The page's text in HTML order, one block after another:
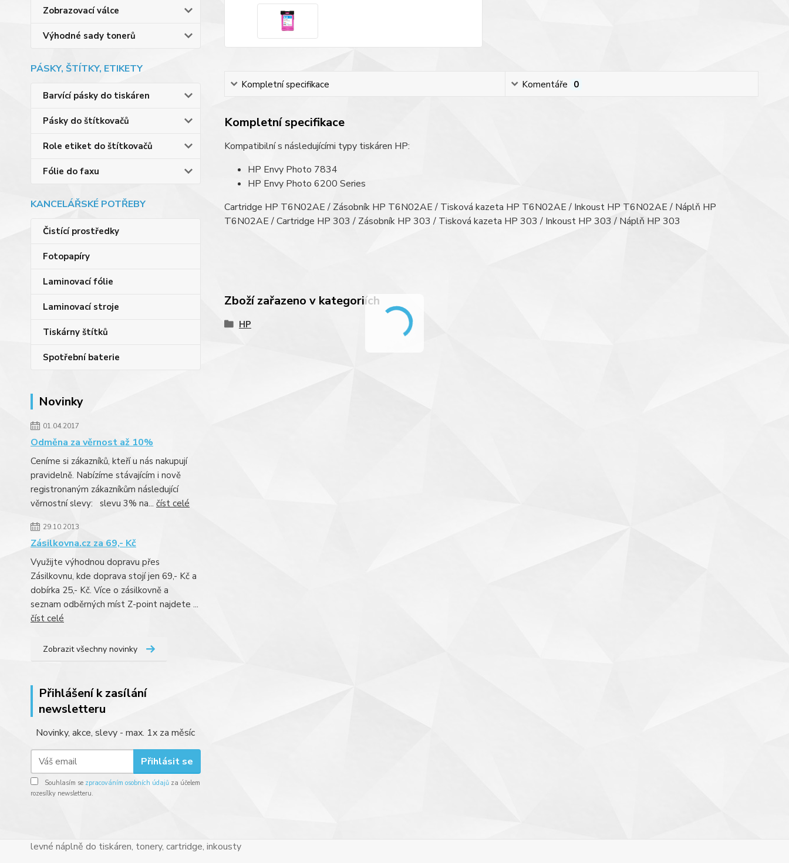
Zobrazovací válce
Výhodné sady tonerů
PÁSKY, ŠTÍTKY, ETIKETY
Barvící pásky do tiskáren
Pásky do štítkovačů
Role etiket do štítkovačů
Fólie do faxu
KANCELÁŘSKÉ POTŘEBY
Čistící prostředky
Fotopapíry
Laminovací fólie
Laminovací stroje
Tiskárny štítků
Spotřební baterie
Novinky
01.04.2017
Odměna za věrnost až 10%
Ceníme si zákazníků, kteří u nás nakupují
pravidelně. Nabízíme stávajícím i nově
registronaným zákazníkům následující
věrnostní slevy: slevu 3% na... číst celé
29.10.2013
Zásilkovna.cz za 69,- Kč
Využijte výhodnou dopravu přes
Zásilkovnu, kde doprava stojí jen 69,- Kč a
dobírka 25,- Kč. Více o zásilkovně a
seznam odběrných míst Z-point najdete ...
číst celé
Zobrazit všechny novinky
Přihlášení k zasílání
newsletteru
Novinky, akce, slevy - max. 1x za měsíc
Přihlásit se
Souhlasím se zpracováním osobních údajů za účelem
rozesílky newsletteru.
Kompletní specifikace Komentáře 0
Kompletní specifikace
Kompatibilní s následujícími typy tiskáren HP:
HP Envy Photo 7834
HP Envy Photo 6200 Series
Cartridge HP T6N02AE / Zásobník HP T6N02AE / Tisková kazeta HP T6N02AE / Inkoust HP T6N02AE / Náplň HP
T6N02AE / Cartridge HP 303 / Zásobník HP 303 / Tisková kazeta HP 303 / Inkoust HP 303 / Náplň HP 303
Zboží zařazeno v kategoriích
HP
levné náplně do tiskáren, tonery, cartridge, inkousty